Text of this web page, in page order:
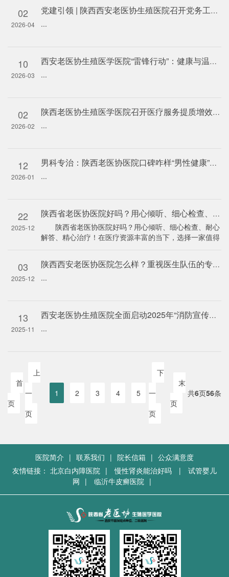
02
2026-04
党建引领 | 陕西西安老医协生殖医院召开党务工作者专题培训会
...
10
2026-03
西安老医协生殖医学医院“雷锋行动”：健康与温暖齐送社区
...
02
2026-02
陕西老医协生殖医学医院召开医疗服务提质增效行动专题部署会
...
12
2026-01
男科专治：陕西老医协医院口碑咋样“男性健康”西安割包皮医院哪
...
22
2025-12
陕西省老医协医院好吗？用心倾听、细心检查、耐心解答、精心治疗
陕西省老医协医院好吗？用心倾听、细心检查、耐心
解答、精心治疗！在医疗资源丰富的当下，选择一家值得
借“用心倾听...
03
2025-12
陕西西安老医协医院怎么样？重视医生队伍的专业素质培养,温馨而
...
13
2025-11
西安老医协生殖医院全面启动2025年“消防宣传月”活动
...
首
页
上
一
页
1 2 3 4 5
下
一
页
末
页
共6页56条
医院简介 | 联系我们 | 院长信箱 | 公众满意度
友情链接： 北京白内障医院 | 慢性肾炎能治好吗 |
试管婴儿
网 | 临沂牛皮癣医院 |